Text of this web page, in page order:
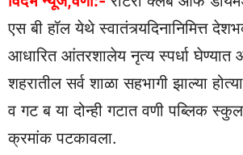
एस बी हॉल येथे स्वातंत्र्यदिनानिमित्त
आधारित आंतरशालेय नृत्य स्पर्धा घेण्यात
शहरातील सर्व शाळा सहभागी झाल्या
व गट ब या दोन्ही गटात वणी पब्लिक
क्रमांक पटकावला.